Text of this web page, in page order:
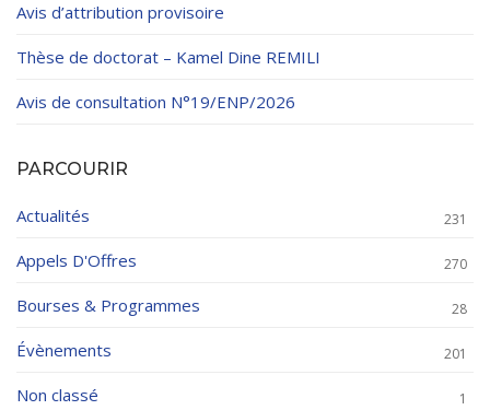
Avis d’attribution provisoire
Thèse de doctorat – Kamel Dine REMILI
Avis de consultation N°19/ENP/2026
PARCOURIR
Actualités 231
Appels D'Offres 270
Bourses & Programmes 28
Évènements 201
Non classé 1